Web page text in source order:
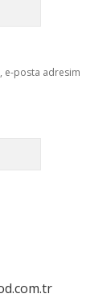
e-posta adresim